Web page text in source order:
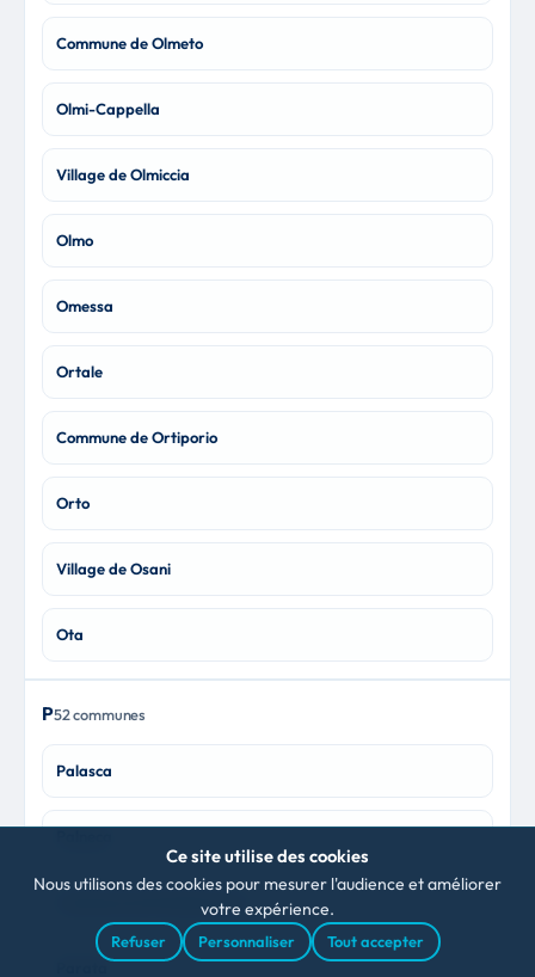
Commune de Olmeto
Olmi-Cappella
Village de Olmiccia
Olmo
Omessa
Ortale
Commune de Ortiporio
Orto
Village de Osani
Ota
P52 communes
Palasca
Commune de Pancheraccia
Ce site utilise des cookies
Nous utilisons des cookies pour mesurer l'audience et améliorer
votre expérience.
Refuser Personnaliser Tout accepter